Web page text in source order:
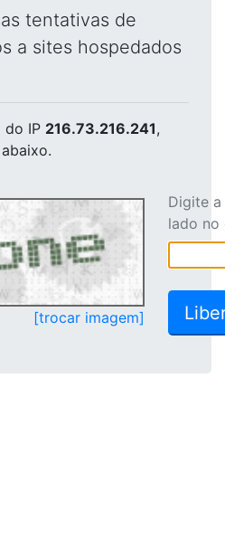
tentativas de
a sites hospedados
do IP 216.73.216.241,
[trocar imagem]
Digite
lado no